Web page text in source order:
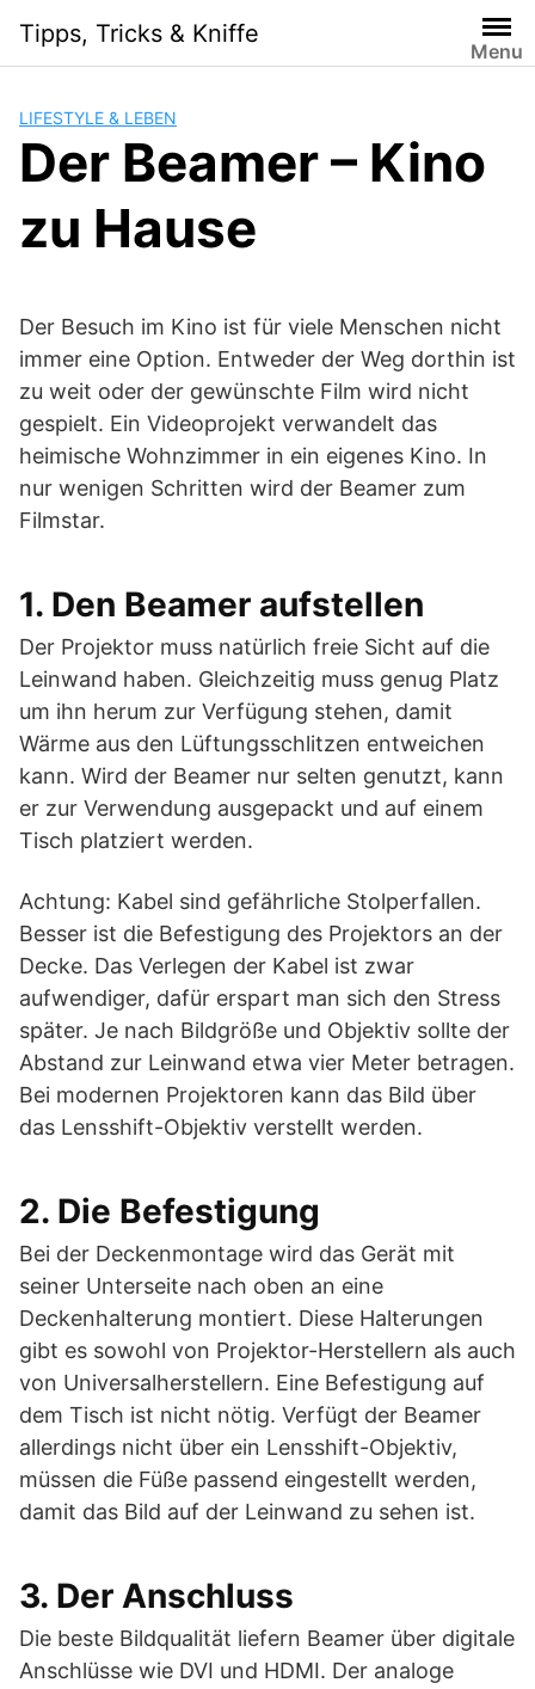
content
Tipps, Tricks & Kniffe
Menu
LIFESTYLE & LEBEN
Der Beamer – Kino
zu Hause
Der Besuch im Kino ist für viele Menschen nicht
immer eine Option. Entweder der Weg dorthin ist
zu weit oder der gewünschte Film wird nicht
gespielt. Ein Videoprojekt verwandelt das
heimische Wohnzimmer in ein eigenes Kino. In
nur wenigen Schritten wird der Beamer zum
Filmstar.
1. Den Beamer aufstellen
Der Projektor muss natürlich freie Sicht auf die
Leinwand haben. Gleichzeitig muss genug Platz
um ihn herum zur Verfügung stehen, damit
Wärme aus den Lüftungsschlitzen entweichen
kann. Wird der Beamer nur selten genutzt, kann
er zur Verwendung ausgepackt und auf einem
Tisch platziert werden.
Achtung: Kabel sind gefährliche Stolperfallen.
Besser ist die Befestigung des Projektors an der
Decke. Das Verlegen der Kabel ist zwar
aufwendiger, dafür erspart man sich den Stress
später. Je nach Bildgröße und Objektiv sollte der
Abstand zur Leinwand etwa vier Meter betragen.
Bei modernen Projektoren kann das Bild über
das Lensshift-Objektiv verstellt werden.
2. Die Befestigung
Bei der Deckenmontage wird das Gerät mit
seiner Unterseite nach oben an eine
Deckenhalterung montiert. Diese Halterungen
gibt es sowohl von Projektor-Herstellern als auch
von Universalherstellern. Eine Befestigung auf
dem Tisch ist nicht nötig. Verfügt der Beamer
allerdings nicht über ein Lensshift-Objektiv,
müssen die Füße passend eingestellt werden,
damit das Bild auf der Leinwand zu sehen ist.
3. Der Anschluss
Die beste Bildqualität liefern Beamer über digitale
Anschlüsse wie DVI und HDMI. Der analoge